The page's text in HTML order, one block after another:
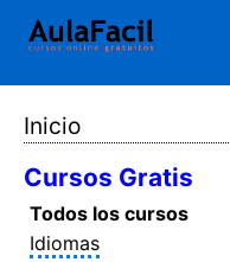
Inicio
Cursos Gratis
Todos los cursos
Idiomas